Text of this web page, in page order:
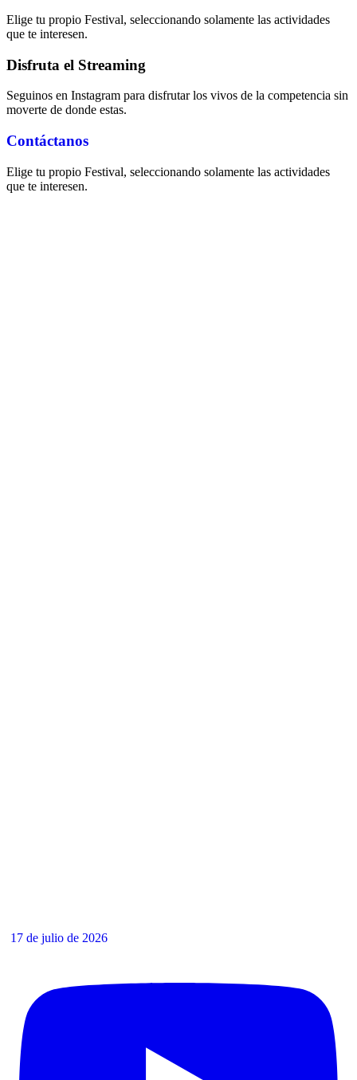
Elige tu propio Festival, seleccionando solamente las actividades
que te interesen.
Disfruta el Streaming
Seguinos en Instagram para disfrutar los vivos de la competencia sin
moverte de donde estas.
Contáctanos
Elige tu propio Festival, seleccionando solamente las actividades
que te interesen.
17 de julio de 2026